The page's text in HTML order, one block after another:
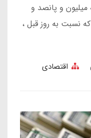
گرم آن به ۳,۵۰۶,۴۰۰ (سه میلیون و پانصد و
نسبت به روز قبل ،
اقتصادی